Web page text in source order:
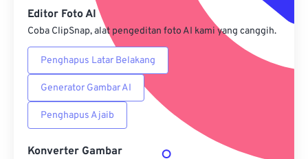
Editor Foto AI
Coba ClipSnap, alat pengeditan foto AI kami yang canggih.
Penghapus Latar Belakang
Generator Gambar AI
Penghapus Ajaib
Konverter Gambar